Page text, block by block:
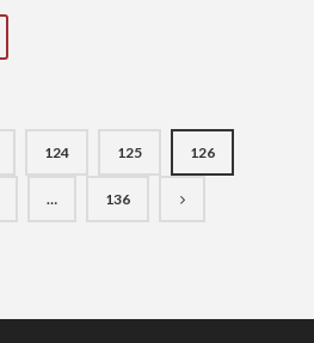
124 125 126
… 136